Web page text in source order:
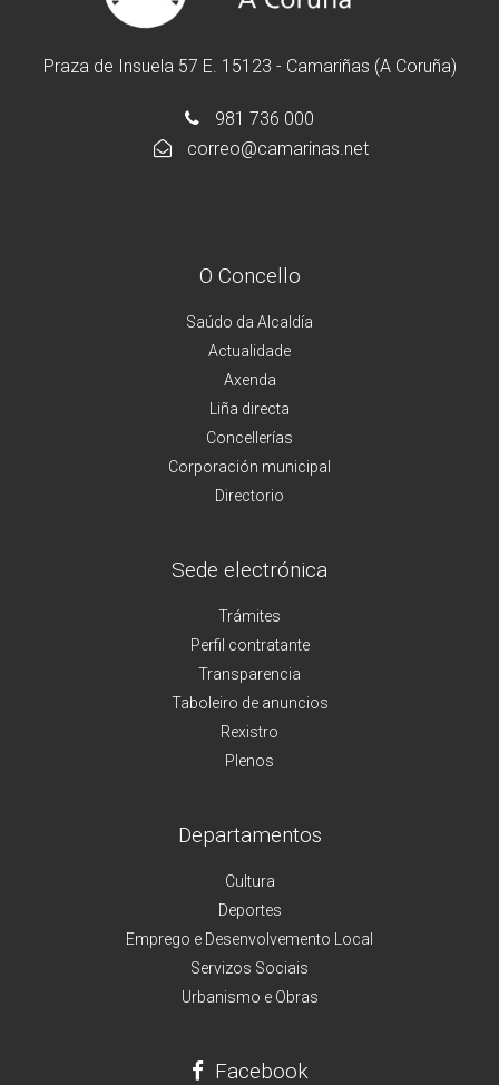
Praza de Insuela 57 E. 15123 - Camariñas (A Coruña)
981 736 000
correo@camarinas.net
O Concello
Saúdo da Alcaldía
Actualidade
Axenda
Liña directa
Concellerías
Corporación municipal
Directorio
Sede electrónica
Trámites
Perfil contratante
Transparencia
Taboleiro de anuncios
Rexistro
Plenos
Departamentos
Cultura
Deportes
Emprego e Desenvolvemento Local
Servizos Sociais
Urbanismo e Obras
Facebook